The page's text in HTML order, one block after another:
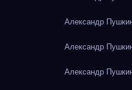
Александр
Александр
Александр